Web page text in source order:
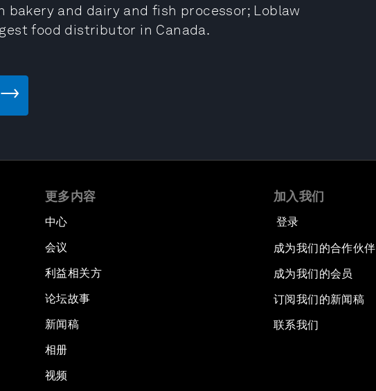
bakery and dairy and fish processor; Loblaw
food distributor in Canada.
更多内容
中心
会议
利益相关方
论坛故事
新闻稿
相册
视频
加入我们
登录
成为我们的合作伙伴
成为我们的会员
订阅我们的新闻稿
联系我们